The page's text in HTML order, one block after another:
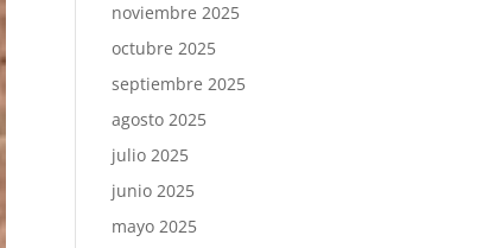
noviembre 2025
octubre 2025
septiembre 2025
agosto 2025
julio 2025
junio 2025
mayo 2025